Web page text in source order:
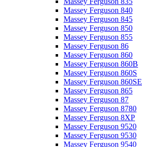
Massey Ferguson 840
Massey Ferguson 845
Massey Ferguson 850
Massey Ferguson 855
Massey Ferguson 86
Massey Ferguson 860
Massey Ferguson 860B
Massey Ferguson 860S
Massey Ferguson 860SE
Massey Ferguson 865
Massey Ferguson 87
Massey Ferguson 8780
Massey Ferguson 8XP
Massey Ferguson 9520
Massey Ferguson 9530
Massey Ferguson 9540